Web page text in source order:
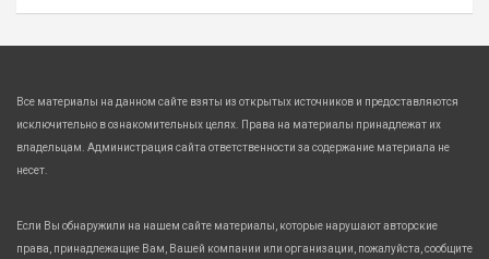
Все материалы на данном сайте взяты из открытых источников и предоставляются
исключительно в ознакомительных целях. Права на материалы принадлежат их
владельцам. Администрация сайта ответственности за содержание материала не
несет.
Если Вы обнаружили на нашем сайте материалы, которые нарушают авторские
права, принадлежащие Вам, Вашей компании или организации, пожалуйста, сообщите